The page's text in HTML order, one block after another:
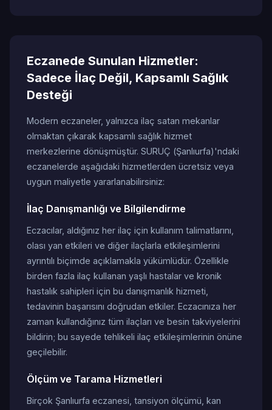
Eczanede Sunulan Hizmetler:
Sadece İlaç Değil, Kapsamlı Sağlık
Desteği
Modern eczaneler, yalnızca ilaç satan mekanlar
olmaktan çıkarak kapsamlı sağlık hizmet
merkezlerine dönüşmüştür. SURUÇ (Şanlıurfa)'ndaki
eczanelerde aşağıdaki hizmetlerden ücretsiz veya
uygun maliyetle yararlanabilirsiniz:
İlaç Danışmanlığı ve Bilgilendirme
Eczacılar, aldığınız her ilaç için kullanım talimatlarını,
olası yan etkileri ve diğer ilaçlarla etkileşimlerini
ayrıntılı biçimde açıklamakla yükümlüdür. Özellikle
birden fazla ilaç kullanan yaşlı hastalar ve kronik
hastalık sahipleri için bu danışmanlık hizmeti,
tedavinin başarısını doğrudan etkiler. Eczacınıza her
zaman kullandığınız tüm ilaçları ve besin takviyelerini
bildirin; bu sayede tehlikeli ilaç etkileşimlerinin önüne
geçilebilir.
Ölçüm ve Tarama Hizmetleri
Birçok Şanlıurfa eczanesi, tansiyon ölçümü, kan